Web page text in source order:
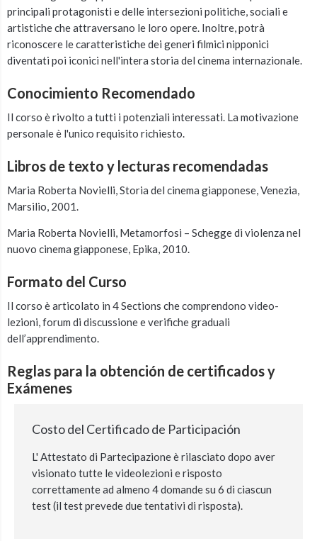
principali protagonisti e delle intersezioni politiche, sociali e
artistiche che attraversano le loro opere. Inoltre, potrà
riconoscere le caratteristiche dei generi filmici nipponici
diventati poi iconici nell'intera storia del cinema internazionale.
Conocimiento Recomendado
Il corso è rivolto a tutti i potenziali interessati. La motivazione
personale è l'unico requisito richiesto.
Libros de texto y lecturas recomendadas
Maria Roberta Novielli, Storia del cinema giapponese, Venezia,
Marsilio, 2001.
Maria Roberta Novielli, Metamorfosi – Schegge di violenza nel
nuovo cinema giapponese, Epika, 2010.
Formato del Curso
Il corso è articolato in 4 Sections che comprendono video-
lezioni, forum di discussione e verifiche graduali
dell’apprendimento.
Reglas para la obtención de certificados y
Exámenes
Costo del Certificado de Participación
L' Attestato di Partecipazione è rilasciato dopo aver
visionato tutte le videolezioni e risposto
correttamente ad almeno 4 domande su 6 di ciascun
test (il test prevede due tentativi di risposta).